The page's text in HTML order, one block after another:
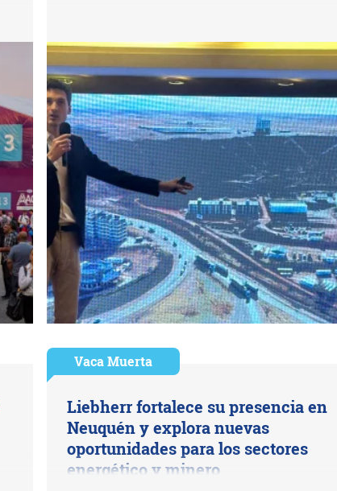
Vaca Muerta
Liebherr fortalece su presencia en
Neuquén y explora nuevas
oportunidades para los sectores
energético y minero